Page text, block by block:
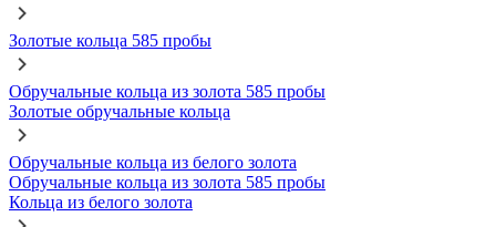
Золотые кольца 585 пробы
Обручальные кольца из золота 585 пробы
Золотые обручальные кольца
Обручальные кольца из белого золота
Обручальные кольца из золота 585 пробы
Кольца из белого золота